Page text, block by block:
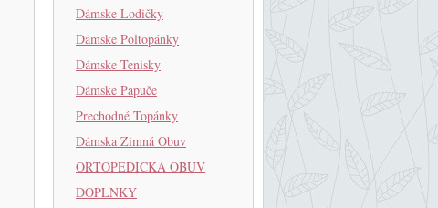
Dámske Lodičky
Dámske Poltopánky
Dámske Tenisky
Dámske Papuče
Prechodné Topánky
Dámska Zimná Obuv
ORTOPEDICKÁ OBUV
DOPLNKY